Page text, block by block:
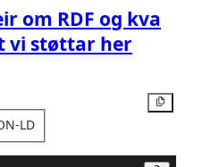
om RDF og kva
vi støttar her
LD